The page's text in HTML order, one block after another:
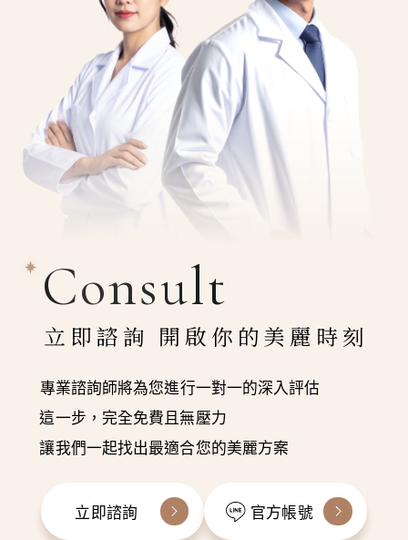
Consult
立即諮詢 開啟你的美麗時刻
專業諮詢師將為您進行一對一的深入評估
這一步，完全免費且無壓力
讓我們一起找出最適合您的美麗方案
立即諮詢 官方帳號